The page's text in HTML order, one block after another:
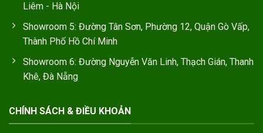
Liêm - Hà Nội
Showroom 5: Đường Tân Sơn, Phường 12, Quận Gò Vấp,
Thành Phố Hồ Chí Minh
Showroom 6: Đường Nguyễn Văn Linh, Thạch Gián, Thanh
Khê, Đà Nẵng
CHÍNH SÁCH & ĐIỀU KHOẢN